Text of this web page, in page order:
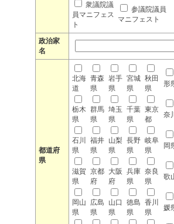
衆議院議
員マニフェス
ト
参議院議員
マニフェスト
政治家
名
都道府
県
北海
道
青森
県
岩手
県
宮城
県
秋田
県
形
栃木
県
群馬
県
埼玉
県
千葉
県
東京
都
奈
石川
県
福井
県
山梨
県
長野
県
岐阜
県
岡
滋賀
県
京都
府
大阪
府
兵庫
県
奈良
県
歌
岡山
県
広島
県
山口
県
徳島
県
香川
県
媛